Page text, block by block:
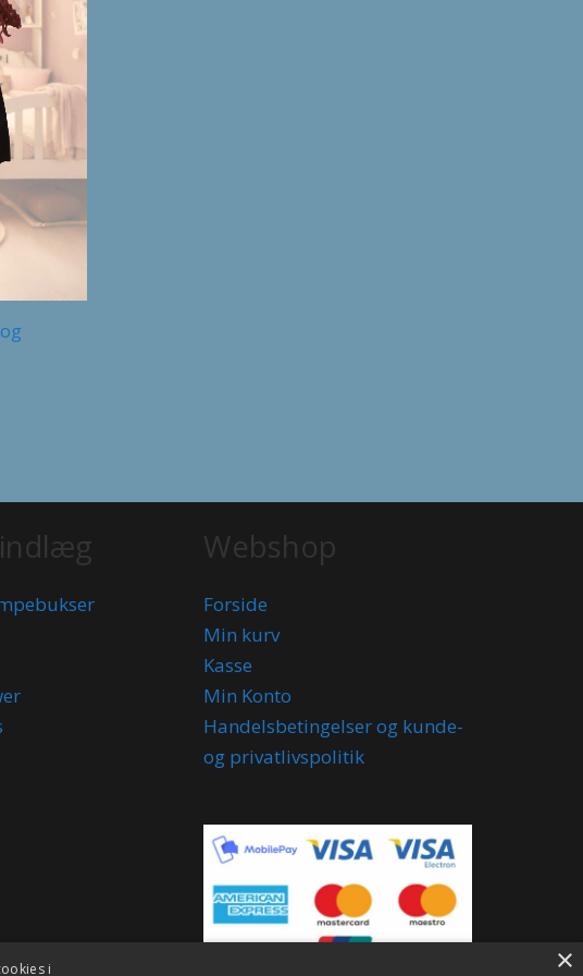
Webshop
Forside
Min kurv
Kasse
Min Konto
Handelsbetingelser og kunde-
og privatlivspolitik
×
i